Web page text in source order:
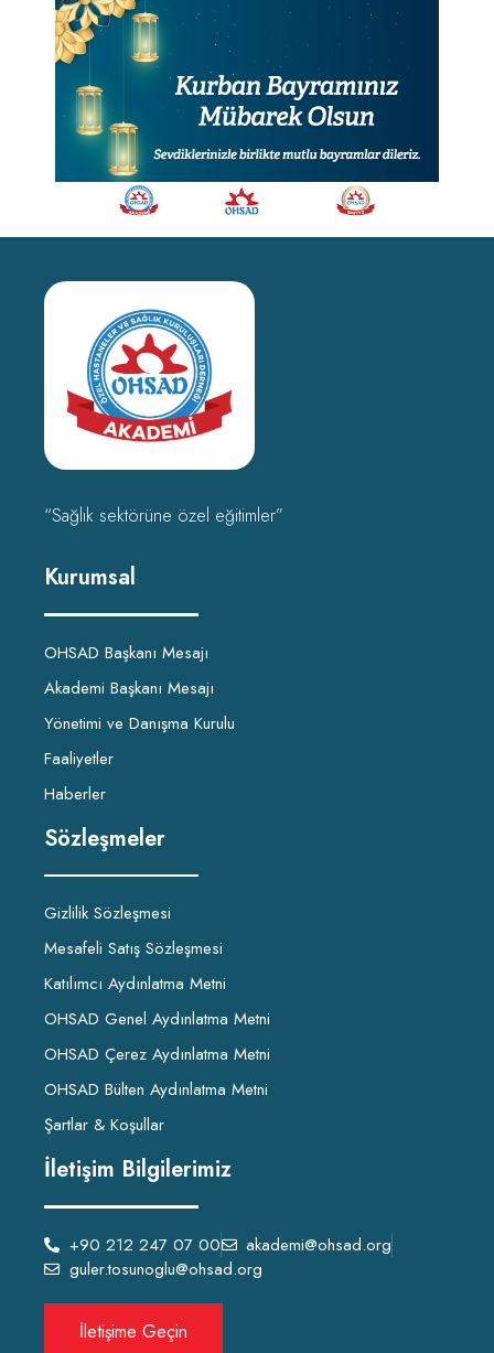
“Sağlık sektörüne özel eğitimler”
Kurumsal
OHSAD Başkanı Mesajı
Akademi Başkanı Mesajı
Yönetimi ve Danışma Kurulu
Faaliyetler
Haberler
Sözleşmeler
Gizlilik Sözleşmesi
Mesafeli Satış Sözleşmesi
Katılımcı Aydınlatma Metni
OHSAD Genel Aydınlatma Metni
OHSAD Çerez Aydınlatma Metni
OHSAD Bülten Aydınlatma Metni
Şartlar & Koşullar
İletişim Bilgilerimiz
+90 212 247 07 00
akademi@ohsad.org
guler.tosunoglu@ohsad.org
İletişime Geçin